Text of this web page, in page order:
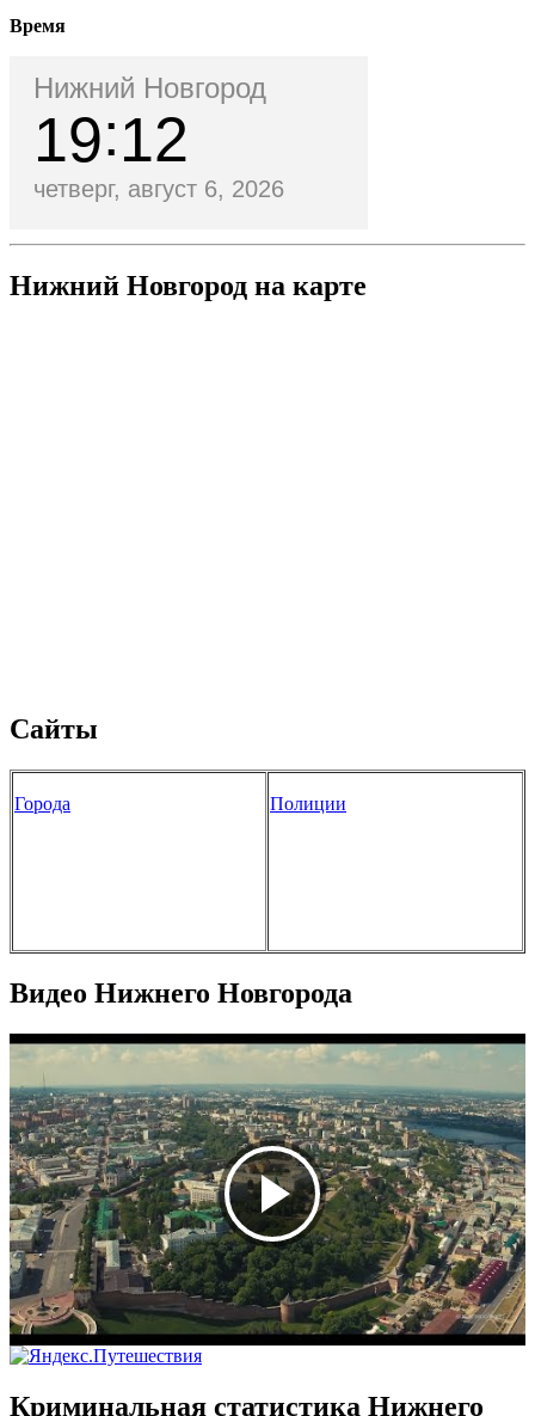
Время
Нижний Новгород
19 12
четверг, август 6, 2026
Нижний Новгород на карте
Сайты
Города Полиции
Видео Нижнего Новгорода
Криминальная статистика Нижнего